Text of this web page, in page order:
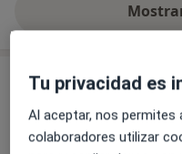
Servicios y precios
Primera visita
Detalles
Tu privacidad es
Al aceptar, nos
colaboradores utilizar